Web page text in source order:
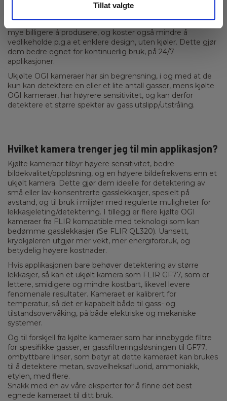
Tillat valgte
sensitiviteten som behøves for å kunne visualisere gass.
også for ukjølte OGI kameraer, som FLIR GF77. Dette er
mye billigere å produsere, og koster også mindre å
vedlikeholde p.g.a et enklere design, uten kjøler. Dette gjør
dem bedre egnet for kontinuerlig bruk, på 24/7
applikasjoner.
Ukjølte OGI kameraer har sin begrensning, i og med at de
kun kan detektere en eller et lite antall gasser, mens kjølte
OGI kameraer, har høyrere sensitivitet, og kan derfor
detektere et større spekter av gass utslipp/utstråling.
Hvilket kamera trenger jeg til min applikasjon?
Kjølte kameraer tilbyr høyere sensitivitet, bedre
bildekvalitet/oppløsning, og en høyere bildefrekvens enn et
ukjølt kamera. Dette gjør dem ideelle for detektering av
små eller lav-konsentrerte gasslekkasjer, spesielt på
avstand, og til bruk i miljøer med regulerte muligheter for
lekkasjeleting/detektering. I tillegg er flere kjølte OGI
kameraer fra FLIR kompatible med teknologi som kan
bedømme gasslekkasjer (Se FLIR QL320). Uansett,
kryokjøleren utgjør mer vekt, mer energiforbruk, og
betydelig høyere kostnader.
Hvis applikasjonen bare behøver detektering av større
lekkasjer, så kan et ukjølt kamera som FLIR GF77, som er
lettere, smidigere og mindre kostbart, likevel levere
fenomenale resultater. Kameraet er kalibrert for
temperatur, så det er kapabelt både til gass- og
tilstandsovervåking, på både elektriske og mekaniske
systemer.
Og til forskjell fra kjølte kameraer som har innebygde filtre
for spesifikke gasser, er gassfiltreringsløsningen til GF77,
ombyttbare linser, som betyr at dette kameraet kan brukes
til å detektere metan, svovelheksafluorid, ammoniakk,
etylen, med flere.
Snakk med en av våre eksperter for å finne det best
egnede kameraet til ditt bruk.